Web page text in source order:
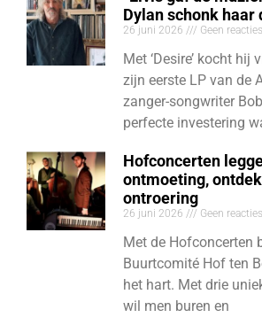
Dylan schonk haar
26 juni 2026 Geen reacties
Met ‘Desire’ kocht hij
zijn eerste LP van de
zanger-songwriter
perfecte investering
Hofconcerten
ontmoeting,
ontroering
26 juni 2026 Geen reacties
Met de Hofconcerten
Buurtcomité Hof ten
het hart. Met drie
wil men buren en